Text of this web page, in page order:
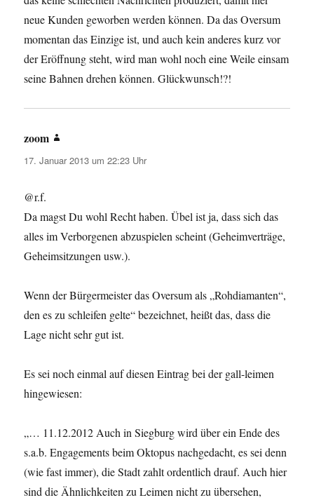
neue Kunden geworben werden können. Da das Oversum
momentan das Einzige ist, und auch kein anderes kurz vor
der Eröffnung steht, wird man wohl noch eine Weile einsam
seine Bahnen drehen können. Glückwunsch!?!
zoom
17. Januar 2013 um 22:23 Uhr
@r.f.
Da magst Du wohl Recht haben. Übel ist ja, dass sich das
alles im Verborgenen abzuspielen scheint (Geheimverträge,
Geheimsitzungen usw.).
Wenn der Bürgermeister das Oversum als „Rohdiamanten“,
den es zu schleifen gelte“ bezeichnet, heißt das, dass die
Lage nicht sehr gut ist.
Es sei noch einmal auf diesen Eintrag bei der gall-leimen
hingewiesen:
„… 11.12.2012 Auch in Siegburg wird über ein Ende des
s.a.b. Engagements beim Oktopus nachgedacht, es sei denn
(wie fast immer), die Stadt zahlt ordentlich drauf. Auch hier
sind die Ähnlichkeiten zu Leimen nicht zu übersehen,